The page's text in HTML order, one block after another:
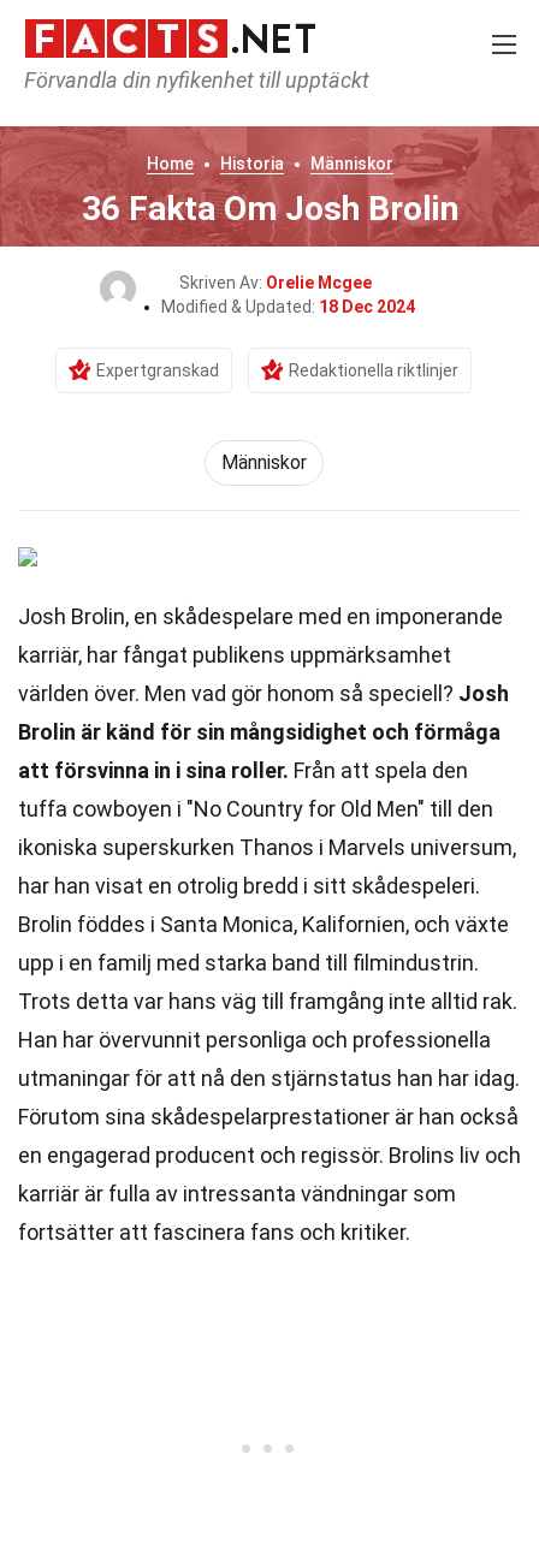
Förvandla din nyfikenhet till upptäckt
Home Historia Människor
36 Fakta Om Josh Brolin
Skriven Av: Orelie Mcgee
Modified & Updated: 18 Dec 2024
Expertgranskad Redaktionella riktlinjer
Människor
Josh Brolin, en skådespelare med en imponerande
karriär, har fångat publikens uppmärksamhet
världen över. Men vad gör honom så speciell? Josh
Brolin är känd för sin mångsidighet och förmåga
att försvinna in i sina roller. Från att spela den
tuffa cowboyen i "No Country for Old Men" till den
ikoniska superskurken Thanos i Marvels universum,
har han visat en otrolig bredd i sitt skådespeleri.
Brolin föddes i Santa Monica, Kalifornien, och växte
upp i en familj med starka band till filmindustrin.
Trots detta var hans väg till framgång inte alltid rak.
Han har övervunnit personliga och professionella
utmaningar för att nå den stjärnstatus han har idag.
Förutom sina skådespelarprestationer är han också
en engagerad producent och regissör. Brolins liv och
karriär är fulla av intressanta vändningar som
fortsätter att fascinera fans och kritiker.